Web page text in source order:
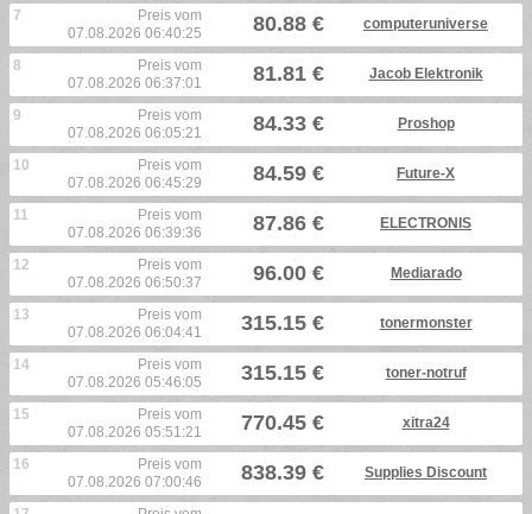
7
Preis vom
07.08.2026 06:40:25
80.88 € computeruniverse
8
Preis vom
07.08.2026 06:37:01
81.81 € Jacob Elektronik
9
Preis vom
07.08.2026 06:05:21
84.33 € Proshop
10
Preis vom
07.08.2026 06:45:29
84.59 € Future-X
11
Preis vom
07.08.2026 06:39:36
87.86 € ELECTRONIS
12
Preis vom
07.08.2026 06:50:37
96.00 € Mediarado
13
Preis vom
07.08.2026 06:04:41
315.15 € tonermonster
14
Preis vom
07.08.2026 05:46:05
315.15 € toner-notruf
15
Preis vom
07.08.2026 05:51:21
770.45 € xitra24
16
Preis vom
07.08.2026 07:00:46
838.39 € Supplies Discount